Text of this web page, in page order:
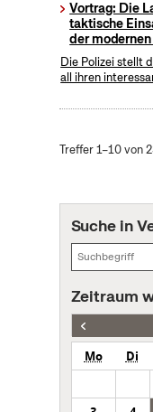
Vortrag: Die
taktische
der
Die Polizei stellt
all ihren
Treffer 1–10 von
Suche in
Zeitraum
Mo Di